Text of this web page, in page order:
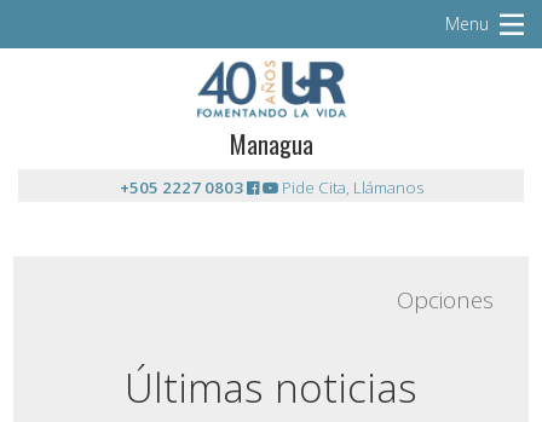
Managua
+505 2227 0803 Pide Cita, Llámanos
Menu
Opciones
Últimas noticias